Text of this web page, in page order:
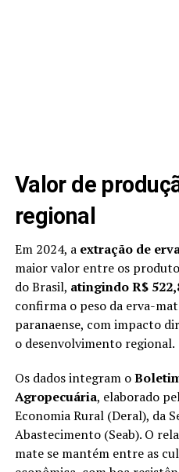
Valor de
regional
Em 2024, a extração de
maior valor entre os
do Brasil, atingindo R$
confirma o peso da erva-
paranaense, com impacto
o desenvolvimento regional.
Os dados integram o
Agropecuária, elaborado
Economia Rural (Deral), da
Abastecimento (Seab). O
mate se mantém entre as